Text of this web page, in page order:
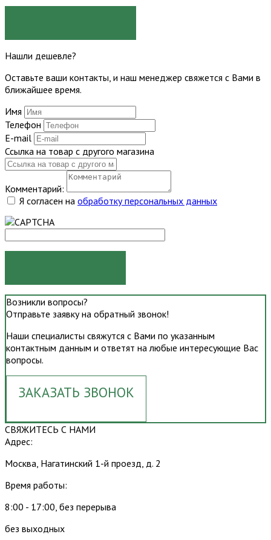
Нашли дешевле?
Оставьте ваши контакты, и наш менеджер свяжется с Вами в
ближайшее время.
Имя
Телефон
E-mail
Ссылка на товар с другого магазина
Комментарий:
Я согласен на обработку персональных данных
Возникли вопросы?
Отправьте заявку на обратный звонок!
Наши специалисты свяжутся с Вами по указанным
контактным данным и ответят на любые интересующие Вас
вопросы.
ЗАКАЗАТЬ ЗВОНОК
СВЯЖИТЕСЬ С НАМИ
Адрес:
Москва, Нагатинский 1-й проезд, д. 2
Время работы:
8:00 - 17:00, без перерыва
без выходных